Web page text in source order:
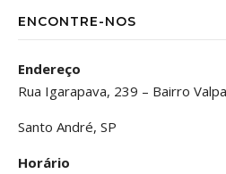
ENCONTRE-NOS
Endereço
Rua Igarapava, 239 – Bairro
Santo André, SP
Horário